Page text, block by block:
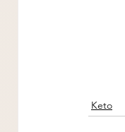
Keto